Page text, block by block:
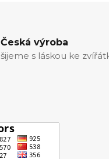
Česká výroba
šijeme s láskou ke